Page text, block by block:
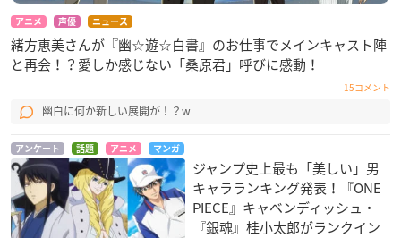
アニメ 声優 ニュース
緒方恵美さんが『幽☆遊☆白書』のお仕事でメインキャスト陣
と再会！？愛しか感じない「桑原君」呼びに感動！
15コメント
幽白に何か新しい展開が！？w
アンケート 話題 アニメ マンガ
ジャンプ史上最も「美しい」男
キャラランキング発表！『ONE
PIECE』キャベンディッシュ・
『銀魂』桂小太郎がランクイン